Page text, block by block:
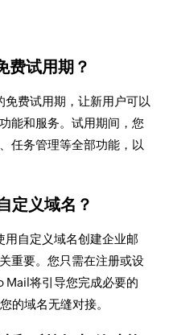
费试用期？
费试用期，让新用户可以
能和服务。试用期间，您
任务管理等全部功能，以
定义域名？
自定义域名创建企业邮
重要。您只需在注册或设
Mail将引导您完成必要的
的域名无缝对接。